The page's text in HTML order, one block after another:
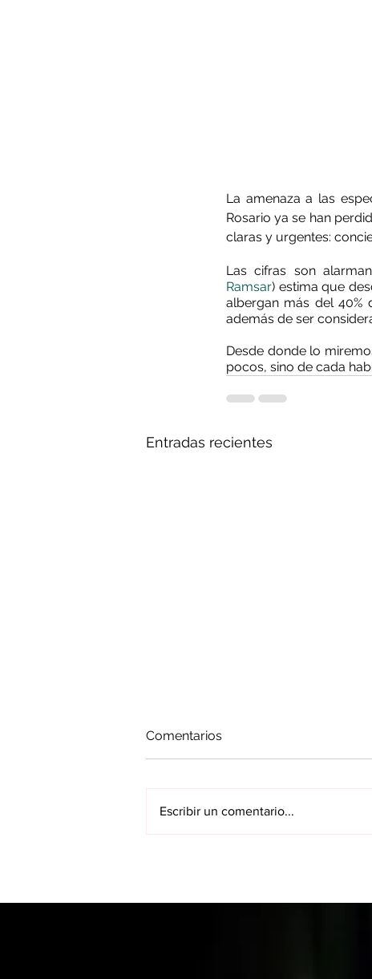
La amenaza a las
Rosario ya se han
claras y urgentes:
Las cifras son
Ramsar) estima que
albergan más del 40%
además de ser
Desde donde lo
pocos, sino de cada
Entradas recientes
Fundación Coana
Comentarios
Escribir un comentario...